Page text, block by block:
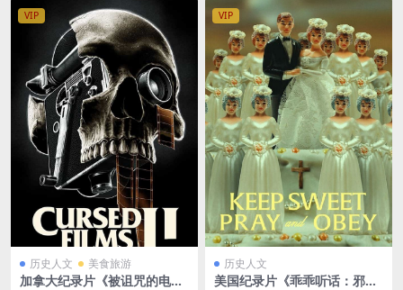
VIP
历史人文 美食旅游
加拿大纪录片《被诅咒的电影
VIP
历史人文
美国纪录片《乖乖听话：邪教